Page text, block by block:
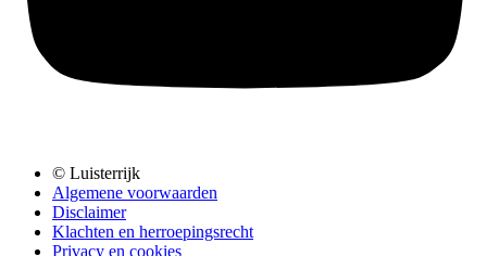
© Luisterrijk
Algemene voorwaarden
Disclaimer
Klachten en herroepingsrecht
Privacy en cookies